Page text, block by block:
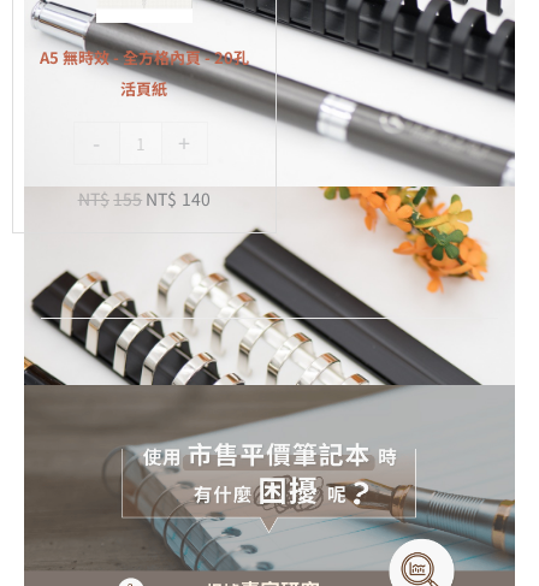
全
方
內
-
頁
紙
A5 無時效 - 全方格內頁 - 20孔
活頁紙
- +
NT$155 NT$ 140